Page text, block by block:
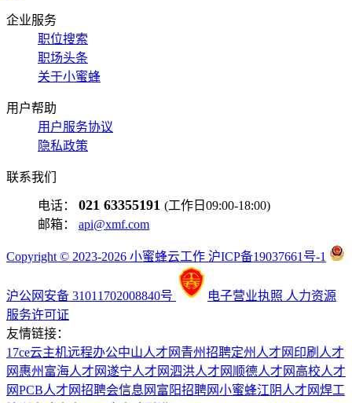
企业服务
职位搜索
职场头条
关于小蜜蜂
用户帮助
用户服务协议
隐私政策
联系我们
电话： 021 63355191 (工作日09:00-18:00)
邮箱： api@xmf.com
Copyright © 2023-2026 小蜜蜂云工作 沪ICP备19037661号-1
沪公网安备 31011702008840号 电子营业执照 人力资源
服务许可证
友情链接：
17ce云主机远程办公中山人才网 青州招聘定州人才网 印刷人才
网 惠州富海人才网遂宁人才网泗洪人才网 顺德人才网 高校人才
网PCB人才网招聘会信息网 富阳招聘网小蜜蜂江阴人才网焊工